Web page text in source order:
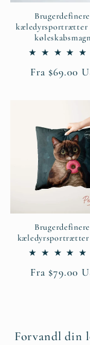
kæledyrsportrætter
Normalpris
Fra $69.00
kæledyrsportrætter
Normalpris
Fra $79.00
Forvandl din